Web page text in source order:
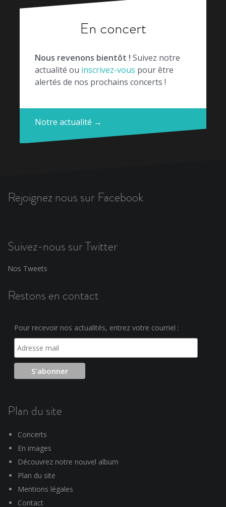
En concert
Nous revenons bientôt ! Suivez notre
actualité ou inscrivez-vous pour être
alertés de nos prochains concerts !
Notre actualité →
Rejoignez nous sur Facebook
Suivez-nous sur Twitter
Nos Tweets
Restons en contact
Pour recevoir nos actualités, entrez votre courriel :
Plan du site
Concerts
En images
Découvrez notre nouvel album
Plan du site
Mentions légales
Contact